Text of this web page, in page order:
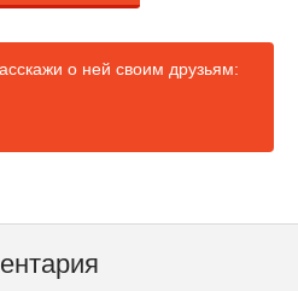
о ней своим друзьям: